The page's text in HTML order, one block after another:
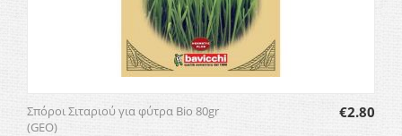
Σπόροι Σιταριού για φύτρα Bio 80gr
(GEO)
€2.80